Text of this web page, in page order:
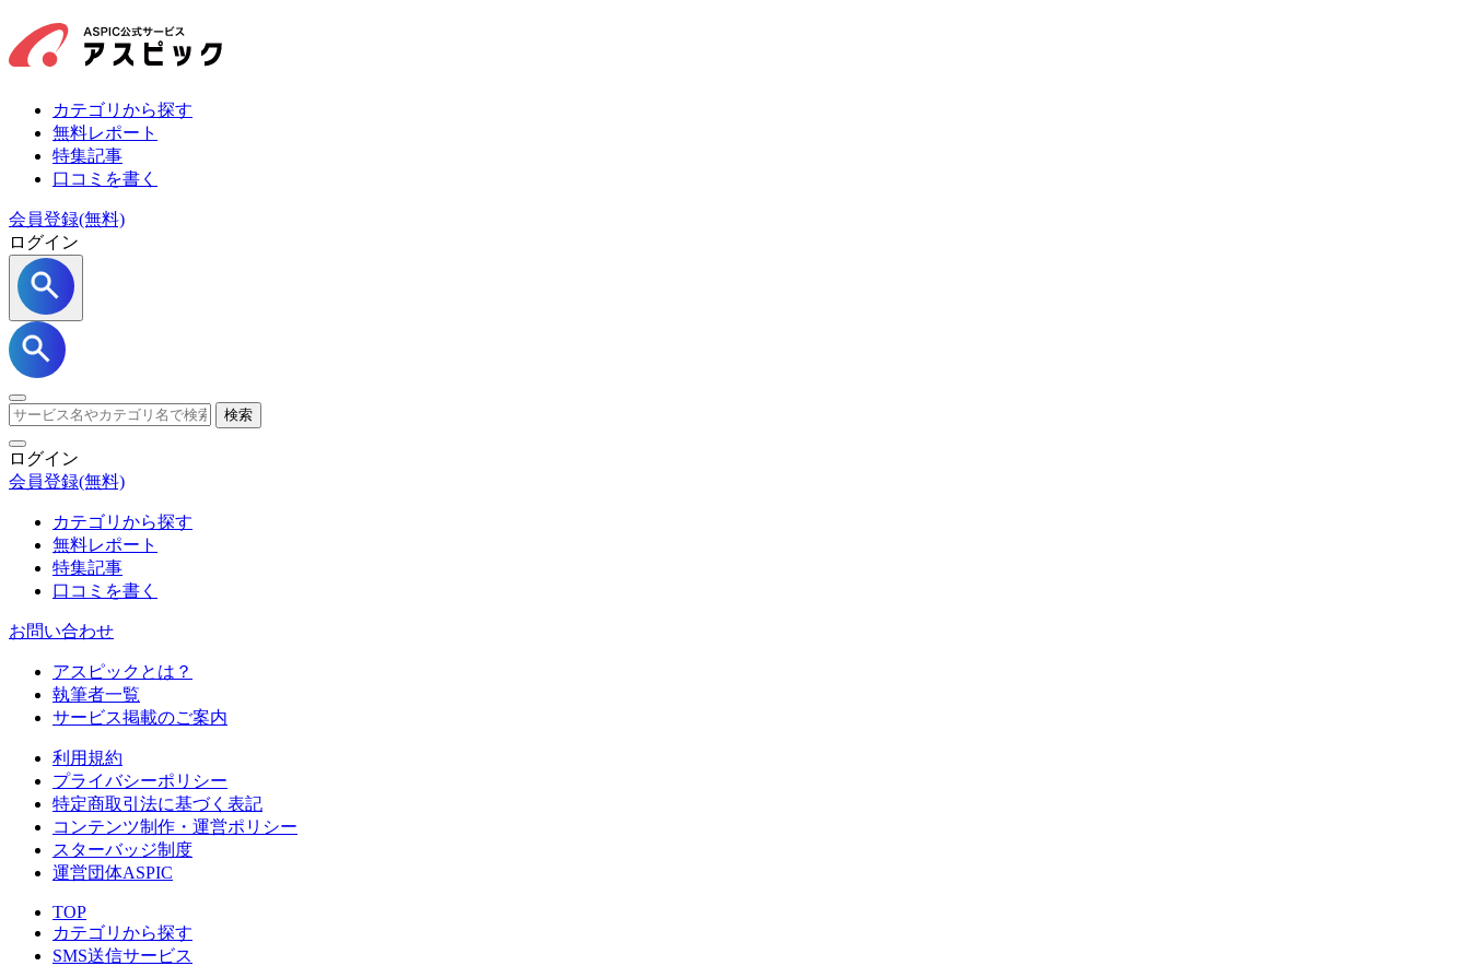
カテゴリから探す
無料レポート
特集記事
口コミを書く
会員登録(無料)
ログイン
検索
ログイン
会員登録(無料)
カテゴリから探す
無料レポート
特集記事
口コミを書く
お問い合わせ
アスピックとは？
執筆者一覧
サービス掲載のご案内
利用規約
プライバシーポリシー
特定商取引法に基づく表記
コンテンツ制作・運営ポリシー
スターバッジ制度
運営団体ASPIC
TOP
カテゴリから探す
SMS送信サービス